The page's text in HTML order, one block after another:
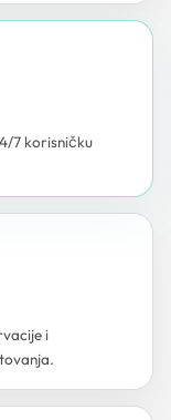
7 korisničku
i